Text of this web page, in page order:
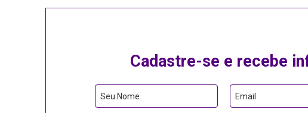
Cadastre-se e recebe
Seu Nome Email